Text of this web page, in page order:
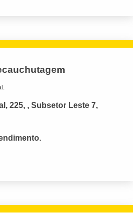
225, , Subsetor Leste 7,